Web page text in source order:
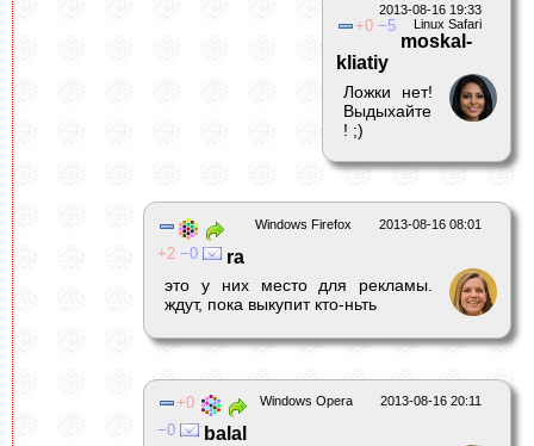
2013-08-16 19:33
Linux Safari
0 5
moskal-
kliatiy
Ложки нет!
Выдыхайте
! ;)
2013-08-16 08:01
Windows Firefox
2 0 ra
это у них место для рекламы.
ждут, пока выкупит кто-ньть
2013-08-16 20:11
Windows Opera
0
0
balal